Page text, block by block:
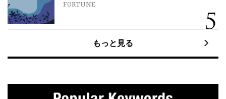
FORTUNE
もっと見る